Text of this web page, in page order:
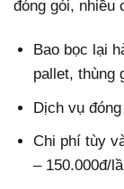
đóng gói, nhiều
Bao bọc lại
pallet, thùng
Dịch vụ
Chi phí tùy
– 150.000đ/